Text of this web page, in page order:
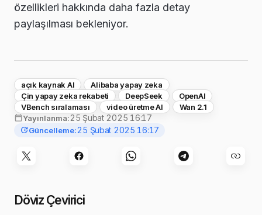
özellikleri hakkında daha fazla detay
paylaşılması bekleniyor.
açık kaynak AI
Alibaba yapay zeka
Çin yapay zeka rekabeti
DeepSeek
OpenAI
VBench sıralaması
video üretme AI
Wan 2.1
Yayınlanma:25 Şubat 2025 16:17
Güncelleme:25 Şubat 2025 16:17
Döviz Çevirici